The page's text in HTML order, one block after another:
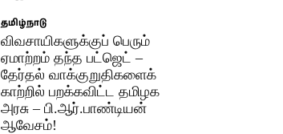
தமிழ்நாடு
விவசாயிகளுக்குப் பெரும்
ஏமாற்றம் தந்த பட்ஜெட் –
தேர்தல் வாக்குறுதிகளைக்
காற்றில் பறக்கவிட்ட தமிழக
அரசு – பி.ஆர்.பாண்டியன்
ஆவேசம்!